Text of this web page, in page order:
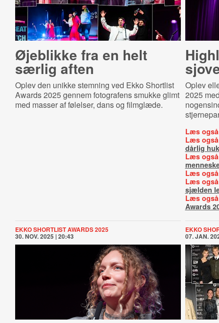
Øjeblikke fra en helt
særlig aften
Oplev den unikke stemning ved Ekko Shortlist
Awards 2025 gennem fotografens smukke glimt
med masser af følelser, dans og filmglæde.
Oplev
2025
Læs
Læs
dårlig
Læs
Læs
Læs
sjælden
Læs
Awards
EKKO SHORTLIST AWARDS 2025
30. NOV. 2025 | 20:43
EKKO
07. JAN.